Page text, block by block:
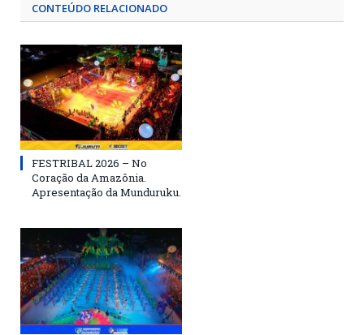
CONTEÚDO RELACIONADO
FESTRIBAL 2026 – No
Coração da Amazônia.
Apresentação da Munduruku.